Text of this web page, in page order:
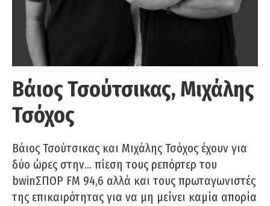
Βάιος Τσούτσικας, Μιχάλης
Τσόχος
Βάιος Τσούτσικας και Μιχάλης Τσόχος έχουν για
δύο ώρες στην… πίεση τους ρεπόρτερ του
bwinΣΠΟΡ FM 94,6 αλλά και τους πρωταγωνιστές
της επικαιρότητας για να μη μείνει καμία απορία